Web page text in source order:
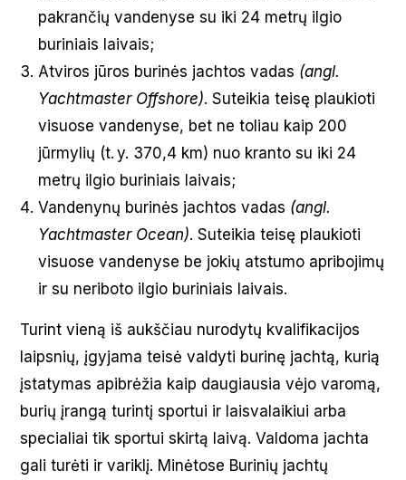
pakrančių vandenyse su iki 24 metrų ilgio
buriniais laivais;
Atviros jūros burinės jachtos vadas (angl.
Yachtmaster Offshore). Suteikia teisę plaukioti
visuose vandenyse, bet ne toliau kaip 200
jūrmylių (t. y. 370,4 km) nuo kranto su iki 24
metrų ilgio buriniais laivais;
Vandenynų burinės jachtos vadas (angl.
Yachtmaster Ocean). Suteikia teisę plaukioti
visuose vandenyse be jokių atstumo apribojimų
ir su neriboto ilgio buriniais laivais.
Turint vieną iš aukščiau nurodytų kvalifikacijos
laipsnių, įgyjama teisė valdyti burinę jachtą, kurią
įstatymas apibrėžia kaip daugiausia vėjo varomą,
burių įrangą turintį sportui ir laisvalaikiui arba
specialiai tik sportui skirtą laivą. Valdoma jachta
gali turėti ir variklį. Minėtose Burinių jachtų